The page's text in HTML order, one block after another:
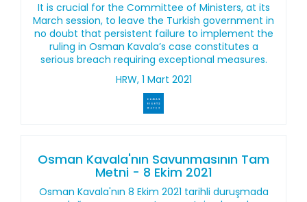
It is crucial for the Committee of Ministers, at its
March session, to leave the Turkish government in
no doubt that persistent failure to implement the
ruling in Osman Kavala’s case constitutes a
serious breach requiring exceptional measures.
HRW, 1 Mart 2021
Osman Kavala'nın Savunmasının Tam
Metni - 8 Ekim 2021
Osman Kavala'nın 8 Ekim 2021 tarihli duruşmada